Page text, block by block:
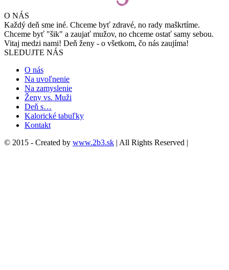
O NÁS
Každý deň sme iné. Chceme byť zdravé, no rady maškrtíme.
Chceme byť "šik" a zaujať mužov, no chceme ostať samy sebou.
Vitaj medzi nami! Deň ženy - o všetkom, čo nás zaujíma!
SLEDUJTE NÁS
O nás
Na uvoľnenie
Na zamyslenie
Ženy vs. Muži
Deň s…
Kalorické tabuľky
Kontakt
© 2015 - Created by www.2b3.sk | All Rights Reserved |